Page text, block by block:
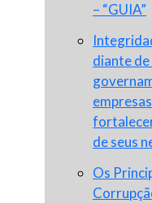
– “GUIA”
diante
de seus
Os